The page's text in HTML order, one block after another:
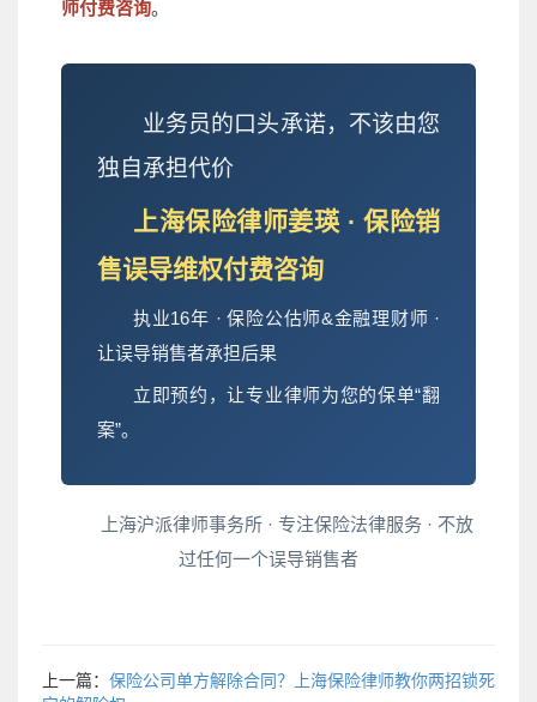
师付费咨询。
业务员的口头承诺，不该由您
独自承担代价
上海保险律师姜瑛 · 保险销
售误导维权付费咨询
执业16年 · 保险公估师&金融理财师 ·
让误导销售者承担后果
立即预约，让专业律师为您的保单“翻
案”。
上海沪派律师事务所 · 专注保险法律服务 · 不放
过任何一个误导销售者
上一篇： 保险公司单方解除合同？上海保险律师教你两招锁死